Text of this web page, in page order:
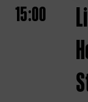
15:00